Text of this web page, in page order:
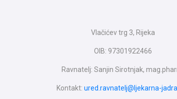
Vlačićev trg 3, Rijeka
OIB: 97301922466
Ravnatelj: Sanjin Sirotnjak,
Kontakt: ured.ravnatelj@ljekarna-